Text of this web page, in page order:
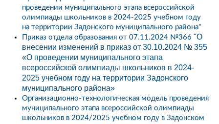
проведении муниципального этапа всероссийской
олимпиады школьников в 2024-2025 учебном году
на территории Задонского муниципального района"
Приказ отдела образования от 07.11.2024 №366 "О
внесении изменений в приказ от 30.10.2024 № 355
«О проведении муниципального этапа
всероссийской олимпиады школьников в 2024-
2025 учебном году на территории Задонского
муниципального района»
Организационно-технологическая модель проведения
муниципального этапа всероссийской олимпиады
школьников в 2024/2025 учебном году в Задонском